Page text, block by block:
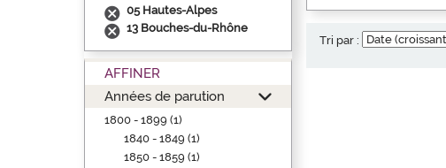
05 Hautes-Alpes
13 Bouches-du-Rhône
AFFINER
Années de parution
1800 - 1899 (1)
1840 - 1849 (1)
1850 - 1859 (1)
Tri par :